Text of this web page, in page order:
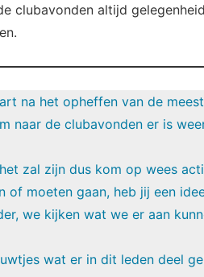
clubavonden altijd
na het opheffen van de
naar de clubavonden er is
zal zijn dus kom op wees
of moeten gaan, heb jij een
we kijken wat we er aan
wat er in dit leden deel